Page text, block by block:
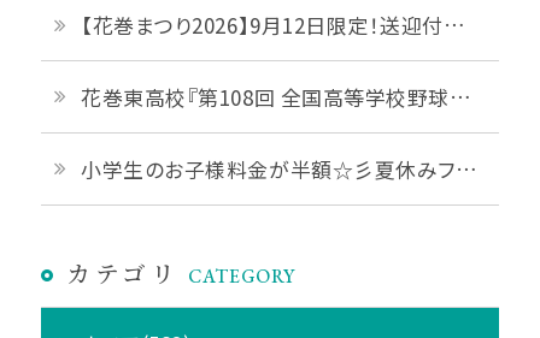
【花巻まつり2026】9月12日限定！送迎付き宿泊プラン◇ご予約受付中
花巻東高校『第108回 全国高等学校野球選手権 岩手大会』優勝おめでとうございます！
小学生のお子様料金が半額☆彡夏休みファミリープランご予約受付中です♪
カテゴリ CATEGORY